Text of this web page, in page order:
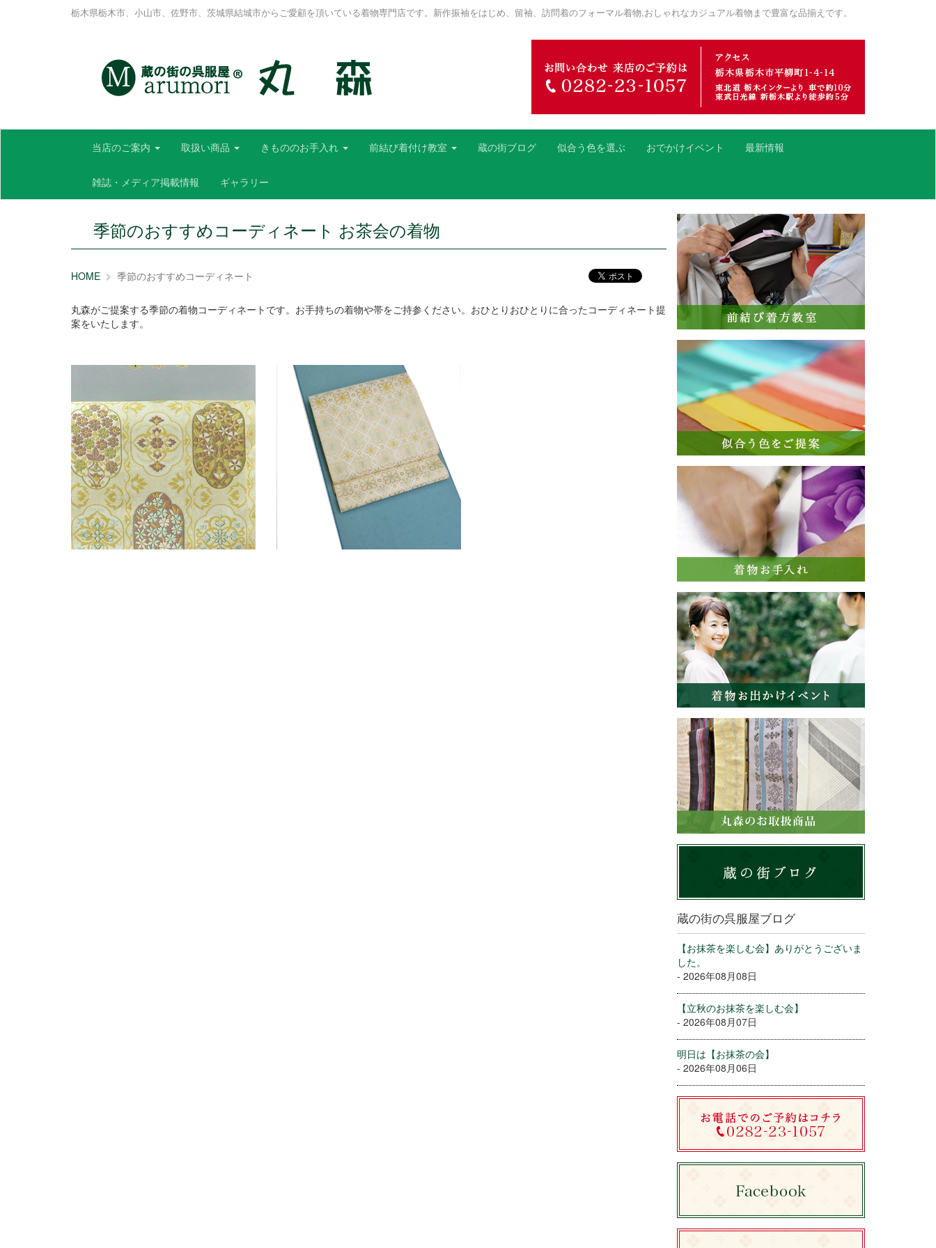
栃木県栃木市、小山市、佐野市、茨城県結城市からご愛顧を頂いている着物専門店です。新作振袖をはじめ、留袖、訪問着のフォーマル着物,おしゃれなカジュアル着物まで豊富な品揃えです。
当店のご案内 取扱い商品 きもののお手入れ 前結び着付け教室 蔵の街ブログ 似合う色を選ぶ おでかけイベント 最新情報
雑誌・メディア掲載情報 ギャラリー
季節のおすすめコーディネート お茶会の着物
HOME 季節のおすすめコーディネート
丸森がご提案する季節の着物コーディネートです。お手持ちの着物や帯をご持参ください。おひとりおひとりに合ったコーディネート提
案をいたします。
蔵の街の呉服屋ブログ
【お抹茶を楽しむ会】ありがとうございま
した。
- 2026年08月08日
【立秋のお抹茶を楽しむ会】
- 2026年08月07日
明日は【お抹茶の会】
- 2026年08月06日